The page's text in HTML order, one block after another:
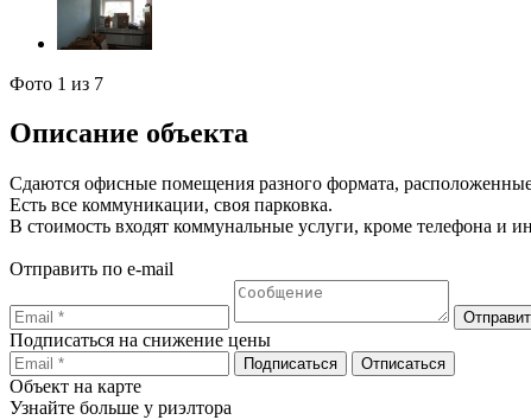
Фото 1 из 7
Описание объекта
Сдаются офисные помещения разного формата,
Есть все коммуникации, своя парковка.
В стоимость входят коммунальные услуги, кроме телефона и
Отправить по e-mail
Подписаться на снижение цены
Объект на карте
Узнайте больше у риэлтора